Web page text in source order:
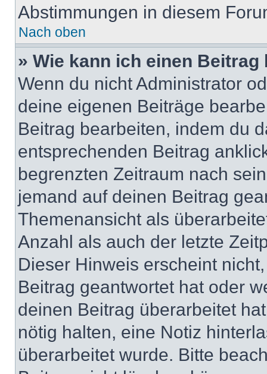
Abstimmungen in diesem
Nach oben
» Wie kann ich einen
Wenn du nicht Administrator
deine eigenen Beiträge
Beitrag bearbeiten, indem du
entsprechenden Beitrag
begrenzten Zeitraum nach
jemand auf deinen Beitrag
Themenansicht als
Anzahl als auch der letzte
Dieser Hinweis erscheint
Beitrag geantwortet hat oder
deinen Beitrag überarbeitet
nötig halten, eine Notiz
überarbeitet wurde. Bitte